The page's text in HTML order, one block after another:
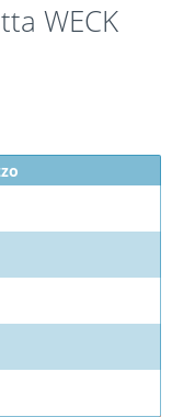
WECK